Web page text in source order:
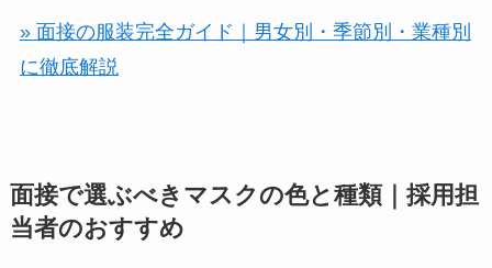
» 面接の服装完全ガイド｜男女別・季節別・業種別
に徹底解説
面接で選ぶべきマスクの色と種類｜採用担
当者のおすすめ